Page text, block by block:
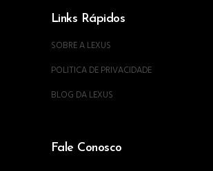
Links Rápidos
SOBRE A LEXUS
POLITICA DE PRIVACIDADE
BLOG DA LEXUS
Fale Conosco